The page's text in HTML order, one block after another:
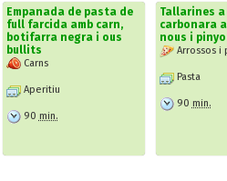
Empanada de pasta de
full farcida amb carn,
botifarra negra i ous
bullits
Carns
Aperitiu
90 min.
Tallarines
carbonara
nous i
Arrossos i
Pasta
90 min.